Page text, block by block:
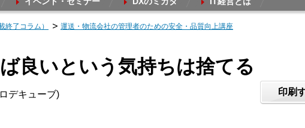
終了コラム）
運送・物流会社の管理者のための安全・品質向上講座
良いという気持ちは捨てる
デキューブ) 印刷